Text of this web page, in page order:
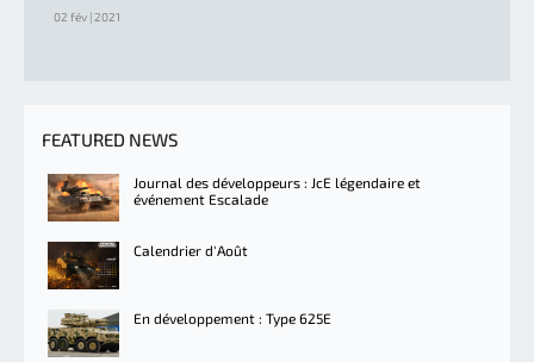
02 fév | 2021
FEATURED NEWS
Journal des développeurs : JcE légendaire et
événement Escalade
Calendrier d'Août
En développement : Type 625E